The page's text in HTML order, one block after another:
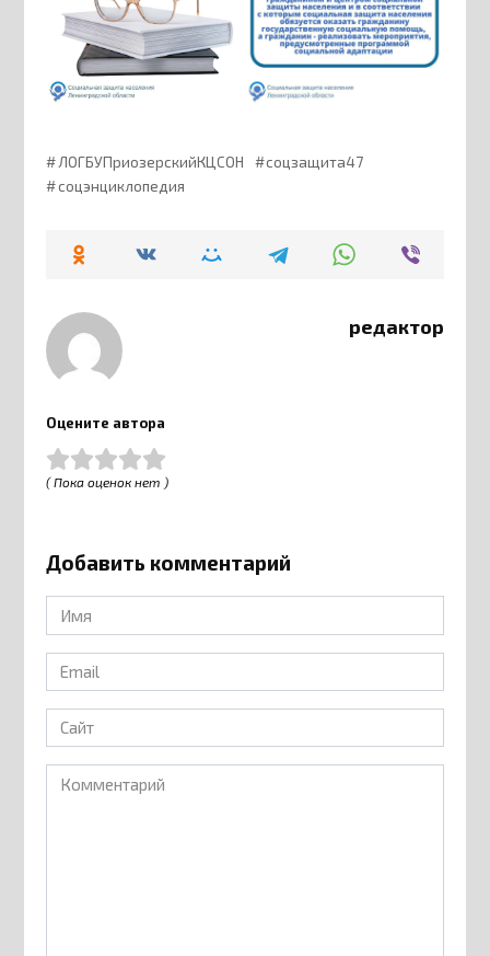
ЛОГБУПриозерскийКЦСОН
соцзащита47
соцэнциклопедия
редактор
Оцените автора
( Пока оценок нет )
Добавить комментарий
Имя
*
Email
*
Сайт
Комментарий